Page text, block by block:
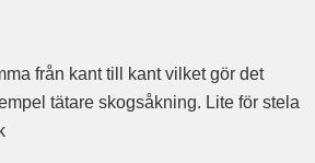
från kant till kant vilket gör det
tätare skogsåkning. Lite för stela